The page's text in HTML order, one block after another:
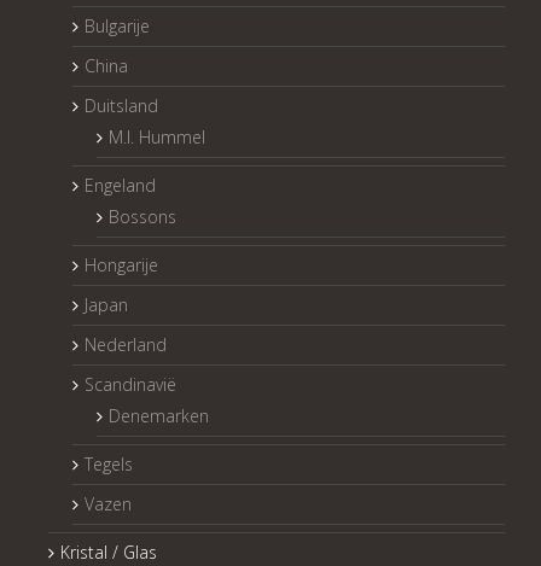
Bulgarije
China
Duitsland
M.I. Hummel
Engeland
Bossons
Hongarije
Japan
Nederland
Scandinavië
Denemarken
Tegels
Vazen
Kristal / Glas